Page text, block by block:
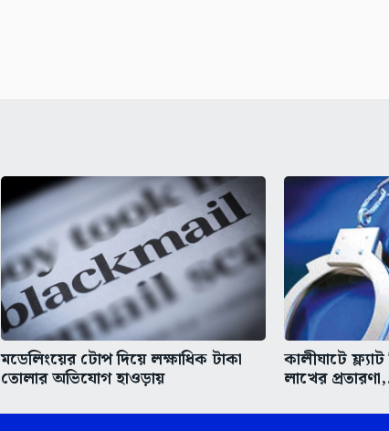
মডেলিংয়ের টোপ দিয়ে লক্ষাধিক টাকা
তোলার অভিযোগ হাওড়ায়
কালীঘাটে
লাখের